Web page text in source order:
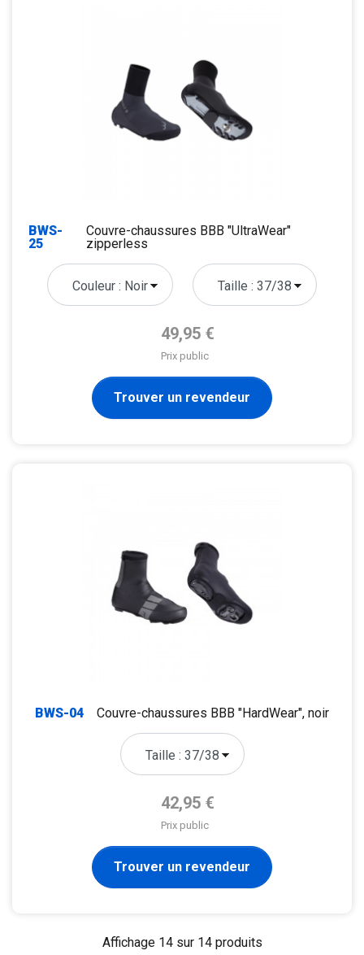
BWS-
25
Couvre-chaussures BBB "UltraWear"
zipperless
Prix de base
49,95 €
Prix public
Trouver un revendeur
BWS-04 Couvre-chaussures BBB "HardWear", noir
Prix de base
42,95 €
Prix public
Trouver un revendeur
Affichage 14 sur 14 produits